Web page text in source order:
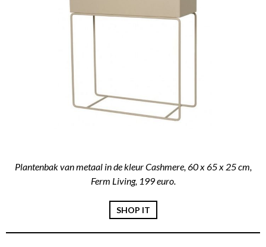
Plantenbak van metaal in de kleur Cashmere, 60 x 65 x 25 cm,
Ferm Living, 199 euro.
SHOP IT